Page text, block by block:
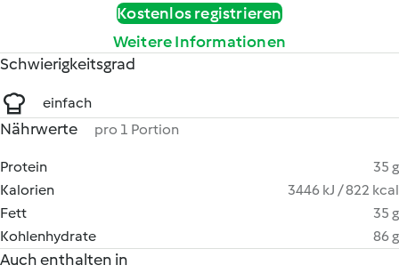
Kostenlos registrieren
Weitere Informationen
Schwierigkeitsgrad
einfach
Nährwerte pro 1 Portion
Protein
35 g
Kalorien
3446 kJ / 822 kcal
Fett
35 g
Kohlenhydrate
86 g
Auch enthalten in